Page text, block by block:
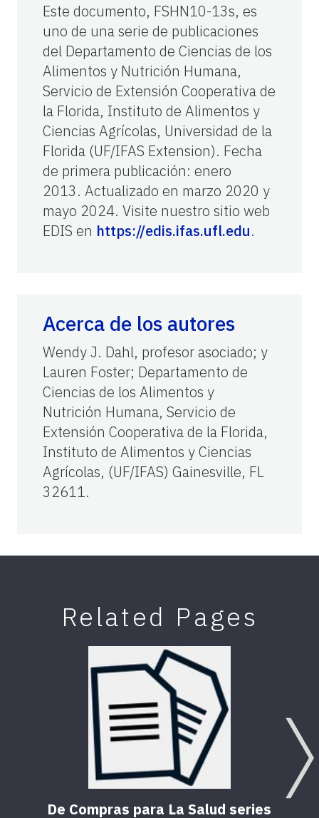
Este documento, FSHN10-13s, es
uno de una serie de publicaciones
del Departamento de Ciencias de los
Alimentos y Nutrición Humana,
Servicio de Extensión Cooperativa de
la Florida, Instituto de Alimentos y
Ciencias Agrícolas, Universidad de la
Florida (UF/IFAS Extension). Fecha
de primera publicación: enero
2013. Actualizado en marzo 2020 y
mayo 2024. Visite nuestro sitio web
EDIS en https://edis.ifas.ufl.edu.
Acerca de los autores
Wendy J. Dahl, profesor asociado; y
Lauren Foster; Departamento de
Ciencias de los Alimentos y
Nutrición Humana, Servicio de
Extensión Cooperativa de la Florida,
Instituto de Alimentos y Ciencias
Agrícolas, (UF/IFAS) Gainesville, FL
32611.
Related Pages
De Compras para La Salud series